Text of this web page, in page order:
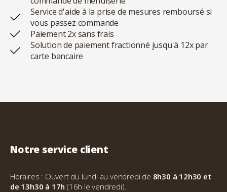
Service d'aide à la prise de mesures remboursé si
vous passez commande
Paiement 2x sans frais
Solution de paiement fractionné jusqu'à 12x par
carte bancaire
Notre service client
Horaires : Ouvert du lundi au vendredi de 8h30 à 12h30 et
de 13h30 à 17h(16h le vendredi).